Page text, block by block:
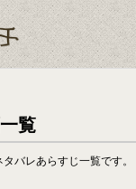
覧
バレあらすじ一覧です。